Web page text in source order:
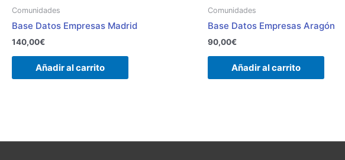
Comunidades
Base Datos Empresas Madrid
140,00€
Añadir al carrito
Comunidades
Base Datos Empresas Aragón
90,00€
Añadir al carrito